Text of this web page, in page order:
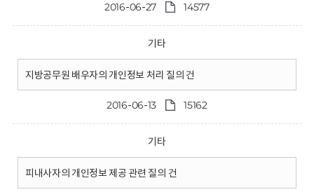
2016-06-27 14577
기타
지방공무원 배우자의 개인정보 처리 질의 건
2016-06-13 15162
기타
피내사자의 개인정보 제공 관련 질의 건